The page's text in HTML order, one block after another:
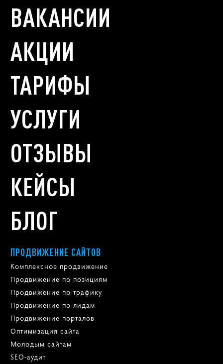
ВАКАНСИИ
АКЦИИ
ТАРИФЫ
УСЛУГИ
ОТЗЫВЫ
КЕЙСЫ
БЛОГ
ПРОДВИЖЕНИЕ САЙТОВ
Комплексное продвижение
Продвижение по позициям
Продвижение по трафику
Продвижение по лидам
Продвижение порталов
Оптимизация сайта
Молодым сайтам
SEO-аудит